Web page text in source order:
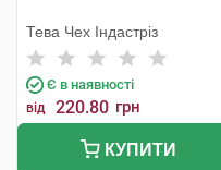
Тева Чех Індастріз
Є в наявності
від 220.80 грн
КУПИТИ